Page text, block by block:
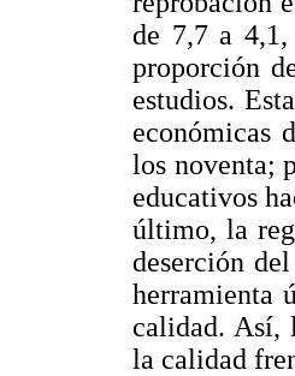
de 7,7 a
proporción
estudios.
económicas
los noventa;
educativos
último, la
deserción
herramienta
calidad. Así,
la calidad